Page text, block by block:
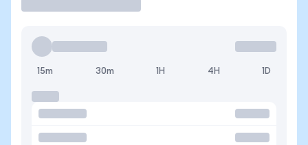
15m 30m 1H 4H 1D